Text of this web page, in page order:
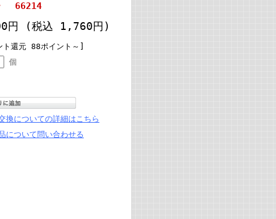
66214
円 (税込 1,760円)
ト還元 88ポイント～]
個
換についての詳細はこちら
について問い合わせる